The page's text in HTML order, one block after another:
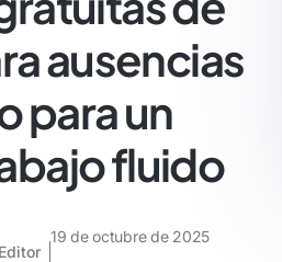
ausencias
para un
fluido
19 de octubre de 2025